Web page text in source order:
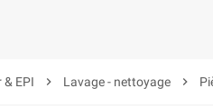
& EPI chevron_right Lavage - nettoyage chevron_right